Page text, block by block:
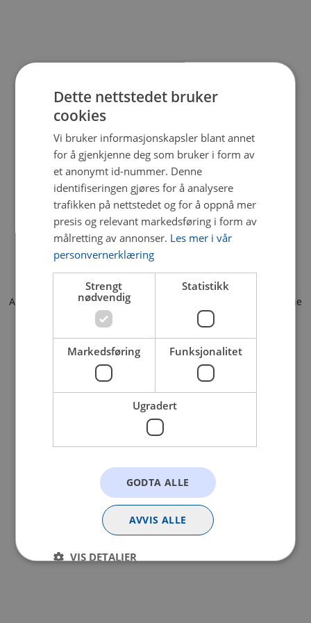
Application error: a client-side exception has occurred (see the
browser console for more information).
Dette nettstedet bruker
cookies
Vi bruker informasjonskapsler blant annet
for å gjenkjenne deg som bruker i form av
et anonymt id-nummer. Denne
identifiseringen gjøres for å analysere
trafikken på nettstedet og for å oppnå mer
presis og relevant markedsføring i form av
målretting av annonser. Les mer i vår
personvernerklæring
Strengt
nødvendig
Statistikk
Markedsføring Funksjonalitet
Ugradert
GODTA ALLE
AVVIS ALLE
VIS DETALJER